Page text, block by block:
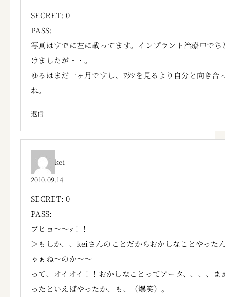
SECRET: 0
PASS:
写真はすでに左に載ってます。インプラント治療中でち
けましたが・・。
ゆるはまだ一ヶ月ですし、ﾜﾀｼを見るより自分と向き合
ね。
返信
kei_
2010.09.14
SECRET: 0
PASS:
ブヒョ～～ｯ！！
＞もしか、、keiさんのことだからおかしなことやった
ゃぁね～のか～～
って、オイオイ！！おかしなことってアータ、、、、ま
ったといえばやったか、も、（爆笑）。